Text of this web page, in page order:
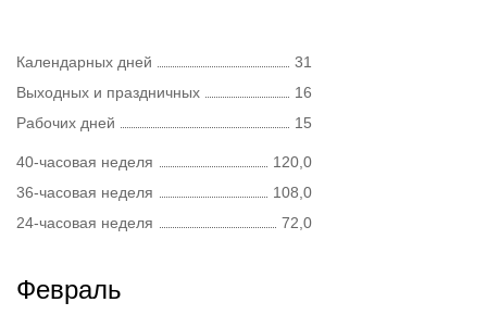
Календарных дней
31
Выходных и праздничных
16
Рабочих дней
15
40-часовая неделя
120,0
36-часовая неделя
108,0
24-часовая неделя
72,0
Февраль